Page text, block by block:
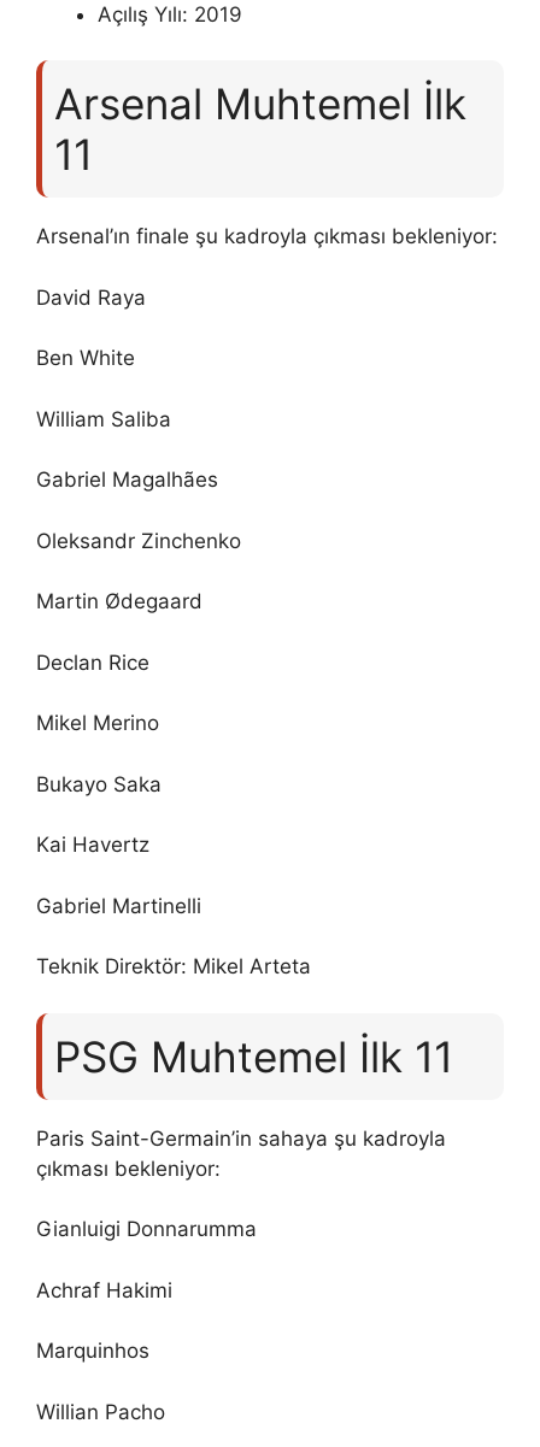
Açılış Yılı: 2019
Arsenal Muhtemel İlk
11
Arsenal’ın finale şu kadroyla çıkması bekleniyor:
David Raya
Ben White
William Saliba
Gabriel Magalhães
Oleksandr Zinchenko
Martin Ødegaard
Declan Rice
Mikel Merino
Bukayo Saka
Kai Havertz
Gabriel Martinelli
Teknik Direktör: Mikel Arteta
PSG Muhtemel İlk 11
Paris Saint-Germain’in sahaya şu kadroyla
çıkması bekleniyor:
Gianluigi Donnarumma
Achraf Hakimi
Marquinhos
Willian Pacho